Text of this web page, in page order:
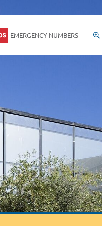
EMERGENCY NUMBERS